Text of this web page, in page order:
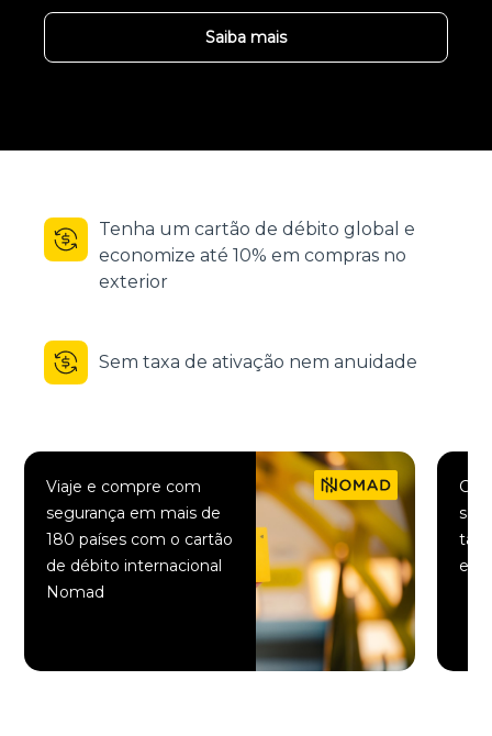
Saiba mais
Tenha um cartão de débito global e
economize até 10% em compras no
exterior
Sem taxa de ativação nem anuidade
Viaje e compre com
segurança em mais de
180 países com o cartão
de débito internacional
Nomad